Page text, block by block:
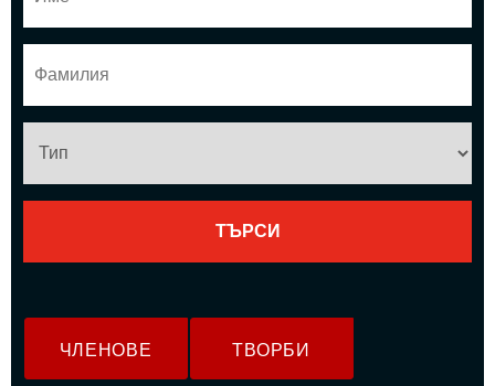
ЧЛЕНОВЕ ТВОРБИ